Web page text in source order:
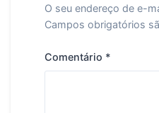
O seu endereço de e-
Campos obrigatórios
Comentário *